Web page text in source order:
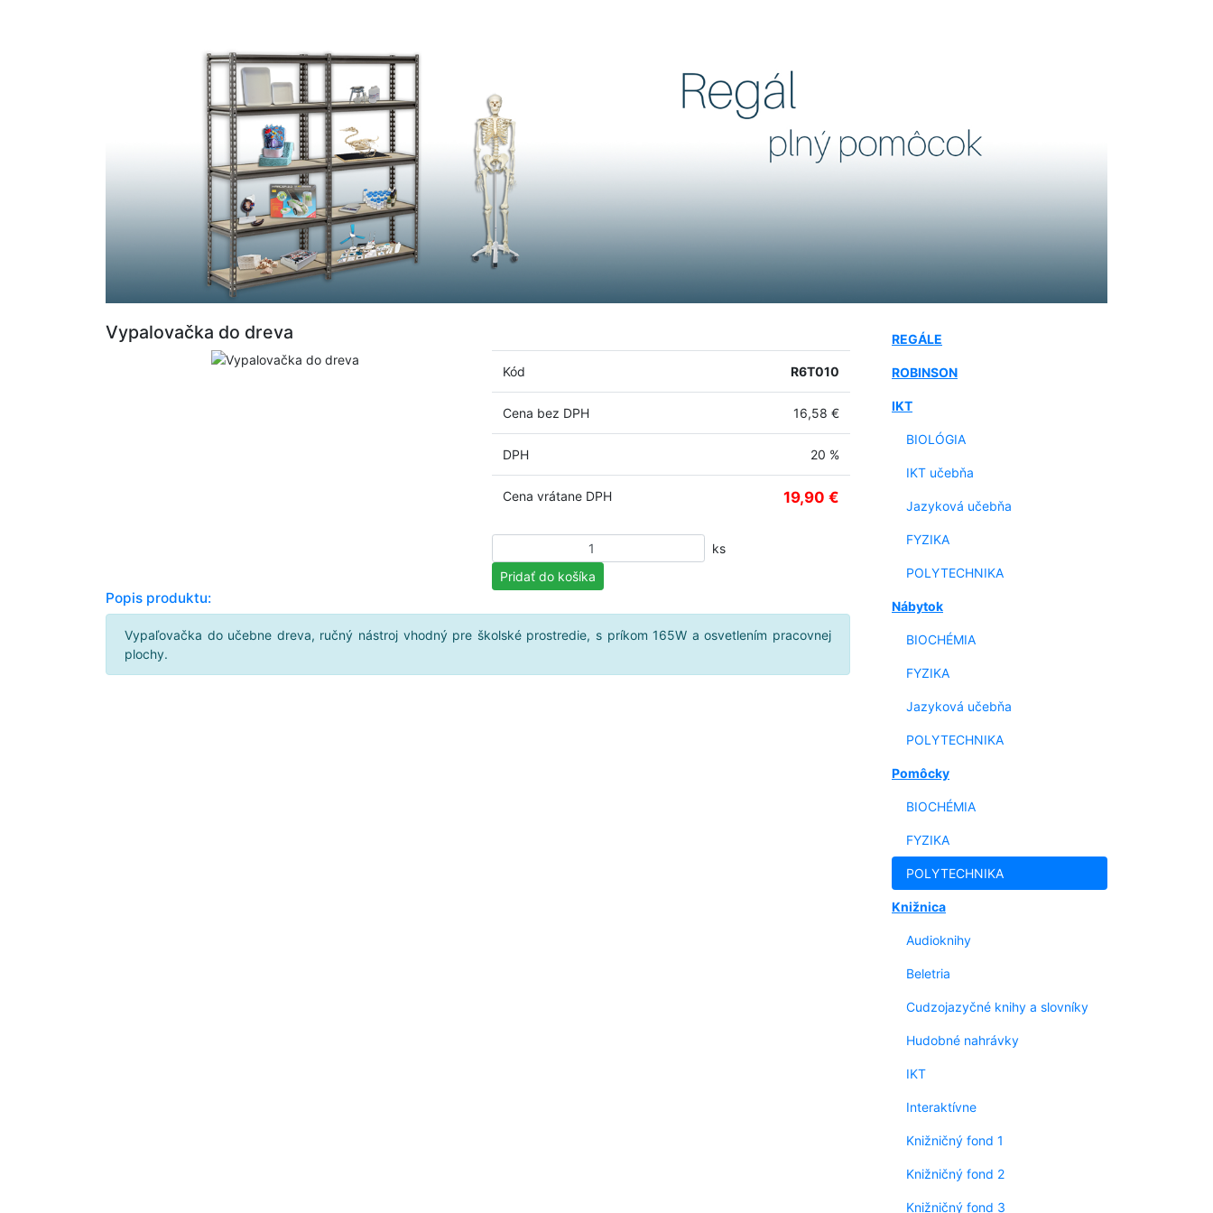
REGÁLE
ROBINSON
IKT
BIOLÓGIA
IKT učebňa
Jazyková učebňa
FYZIKA
POLYTECHNIKA
Nábytok
BIOCHÉMIA
FYZIKA
Jazyková učebňa
POLYTECHNIKA
Pomôcky
BIOCHÉMIA
FYZIKA
POLYTECHNIKA
Knižnica
Audioknihy
Beletria
Cudzojazyčné knihy a slovníky
Hudobné nahrávky
IKT
Interaktívne
Knižničný fond 1
Knižničný fond 2
Knižničný fond 3
Vypalovačka do dreva
Kód R6T010
Cena bez DPH 16,58 €
DPH 20 %
Cena vrátane DPH 19,90 €
Počet kusov
ks
Popis produktu:
Vypaľovačka do učebne dreva, ručný nástroj vhodný pre školské prostredie, s príkom 165W a osvetlením pracovnej
plochy.